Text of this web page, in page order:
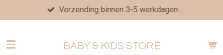
direct
de
Verzending binnen 3-5 werkdagen
BABY & KIDS STORE